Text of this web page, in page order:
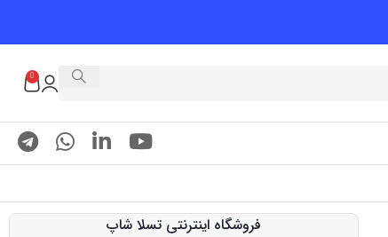
0
فروشگاه اینترنتی تسلا شاپ